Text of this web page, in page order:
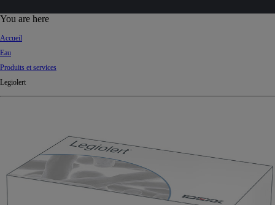
d
You are here
Accueil
Eau
Produits et services
Legiolert